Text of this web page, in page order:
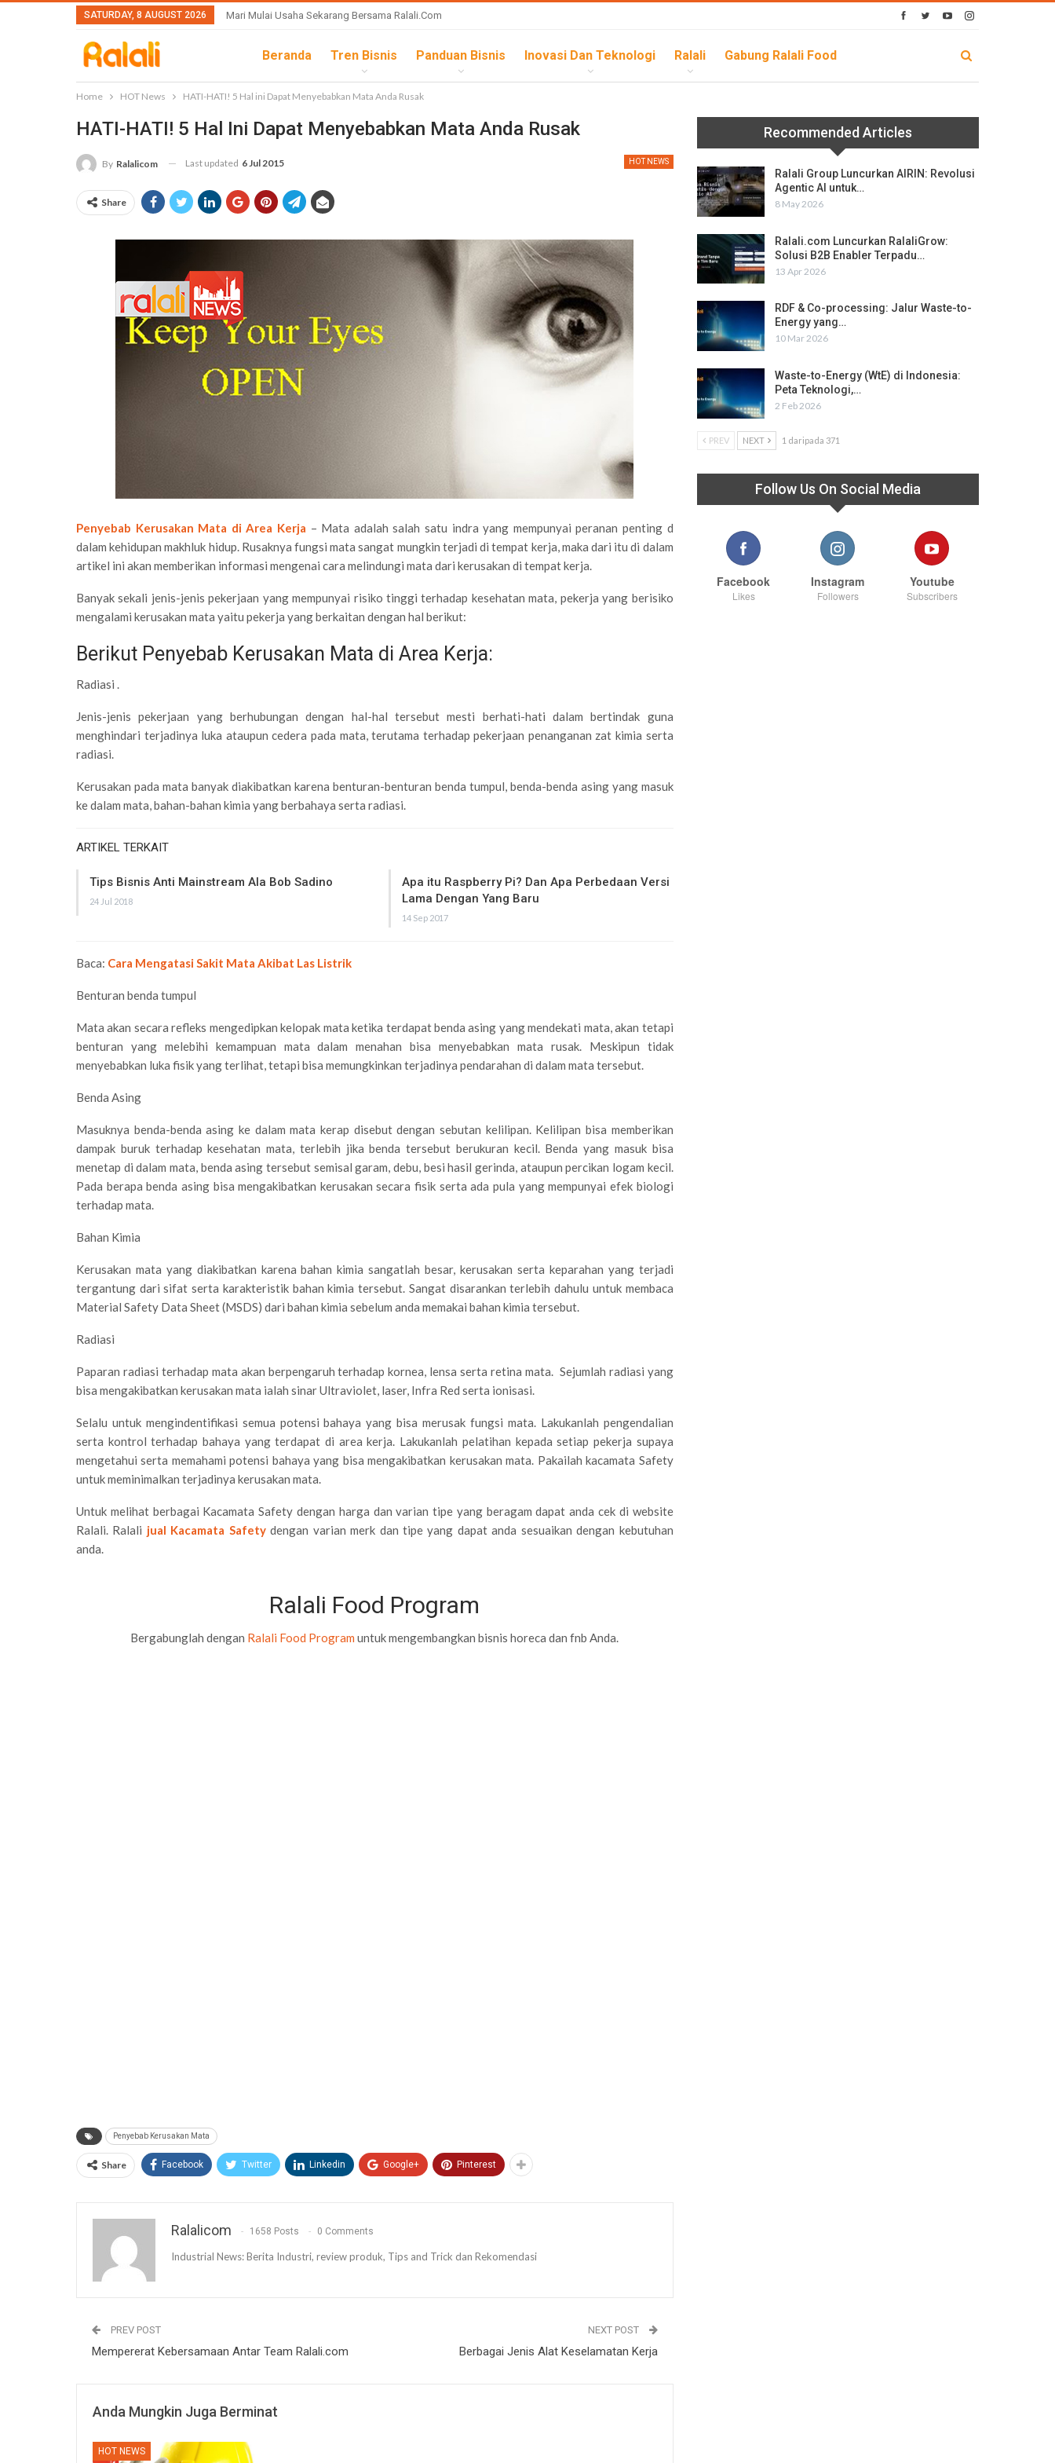
SATURDAY, 8 AUGUST 2026 Mari Mulai Usaha Sekarang Bersama Ralali.com
Beranda Tren Bisnis Panduan Bisnis Inovasi Dan Teknologi Ralali Gabung Ralali Food
Home HOT News HATI-HATI! 5 Hal ini Dapat Menyebabkan Mata Anda Rusak
HATI-HATI! 5 Hal Ini Dapat Menyebabkan Mata Anda Rusak
HOT NEWS
By Ralalicom Last updated 6 Jul 2015
Share
Penyebab Kerusakan Mata di Area Kerja – Mata adalah salah satu indra yang mempunyai peranan penting d
dalam kehidupan makhluk hidup. Rusaknya fungsi mata sangat mungkin terjadi di tempat kerja, maka dari itu di dalam
artikel ini akan memberikan informasi mengenai cara melindungi mata dari kerusakan di tempat kerja.
Banyak sekali jenis-jenis pekerjaan yang mempunyai risiko tinggi terhadap kesehatan mata, pekerja yang berisiko
mengalami kerusakan mata yaitu pekerja yang berkaitan dengan hal berikut:
Berikut Penyebab Kerusakan Mata di Area Kerja:
Radiasi .
Jenis-jenis pekerjaan yang berhubungan dengan hal-hal tersebut mesti berhati-hati dalam bertindak guna
menghindari terjadinya luka ataupun cedera pada mata, terutama terhadap pekerjaan penanganan zat kimia serta
radiasi.
Kerusakan pada mata banyak diakibatkan karena benturan-benturan benda tumpul, benda-benda asing yang masuk
ke dalam mata, bahan-bahan kimia yang berbahaya serta radiasi.
ARTIKEL TERKAIT
Tips Bisnis Anti Mainstream Ala Bob Sadino
24 Jul 2018
Apa itu Raspberry Pi? Dan Apa Perbedaan Versi
Lama Dengan Yang Baru
14 Sep 2017
Baca: Cara Mengatasi Sakit Mata Akibat Las Listrik
Benturan benda tumpul
Mata akan secara refleks mengedipkan kelopak mata ketika terdapat benda asing yang mendekati mata, akan tetapi
benturan yang melebihi kemampuan mata dalam menahan bisa menyebabkan mata rusak. Meskipun tidak
menyebabkan luka fisik yang terlihat, tetapi bisa memungkinkan terjadinya pendarahan di dalam mata tersebut.
Benda Asing
Masuknya benda-benda asing ke dalam mata kerap disebut dengan sebutan kelilipan. Kelilipan bisa memberikan
dampak buruk terhadap kesehatan mata, terlebih jika benda tersebut berukuran kecil. Benda yang masuk bisa
menetap di dalam mata, benda asing tersebut semisal garam, debu, besi hasil gerinda, ataupun percikan logam kecil.
Pada berapa benda asing bisa mengakibatkan kerusakan secara fisik serta ada pula yang mempunyai efek biologi
terhadap mata.
Bahan Kimia
Kerusakan mata yang diakibatkan karena bahan kimia sangatlah besar, kerusakan serta keparahan yang terjadi
tergantung dari sifat serta karakteristik bahan kimia tersebut. Sangat disarankan terlebih dahulu untuk membaca
Material Safety Data Sheet (MSDS) dari bahan kimia sebelum anda memakai bahan kimia tersebut.
Radiasi
Paparan radiasi terhadap mata akan berpengaruh terhadap kornea, lensa serta retina mata. Sejumlah radiasi yang
bisa mengakibatkan kerusakan mata ialah sinar Ultraviolet, laser, Infra Red serta ionisasi.
Selalu untuk mengindentifikasi semua potensi bahaya yang bisa merusak fungsi mata. Lakukanlah pengendalian
serta kontrol terhadap bahaya yang terdapat di area kerja. Lakukanlah pelatihan kepada setiap pekerja supaya
mengetahui serta memahami potensi bahaya yang bisa mengakibatkan kerusakan mata. Pakailah kacamata Safety
untuk meminimalkan terjadinya kerusakan mata.
Untuk melihat berbagai Kacamata Safety dengan harga dan varian tipe yang beragam dapat anda cek di website
Ralali. Ralali jual Kacamata Safetydengan varian merk dan tipe yang dapat anda sesuaikan dengan kebutuhan
anda.
Ralali Food Program
Bergabunglah dengan Ralali Food Program untuk mengembangkan bisnis horeca dan fnb Anda.
Penyebab Kerusakan Mata
Share Facebook Twitter Linkedin Google+ Pinterest
Ralalicom 1658 Posts 0 Comments
Industrial News: Berita Industri, review produk, Tips and Trick dan Rekomendasi
PREV POST
Mempererat Kebersamaan Antar Team Ralali.com
NEXT POST
Berbagai Jenis Alat Keselamatan Kerja
Anda Mungkin Juga Berminat
HOT NEWS
Recommended Articles
Ralali Group Luncurkan AIRIN: Revolusi
Agentic AI untuk…
8 May 2026
Ralali.com Luncurkan RalaliGrow:
Solusi B2B Enabler Terpadu…
13 Apr 2026
RDF & Co-processing: Jalur Waste-to-
Energy yang…
10 Mar 2026
Waste-to-Energy (WtE) di Indonesia:
Peta Teknologi,…
2 Feb 2026
PREV NEXT 1 daripada 371
Follow Us On Social Media
Facebook
Likes
Instagram
Followers
Youtube
Subscribers